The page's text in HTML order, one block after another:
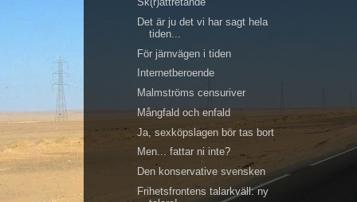
Det är ju det vi har sagt hela
tiden...
För järnvägen i tiden
Internetberoende
Malmströms censuriver
Mångfald och enfald
Ja, sexköpslagen bör tas bort
Men... fattar ni inte?
Den konservative svensken
Frihetsfrontens talarkväll: ny